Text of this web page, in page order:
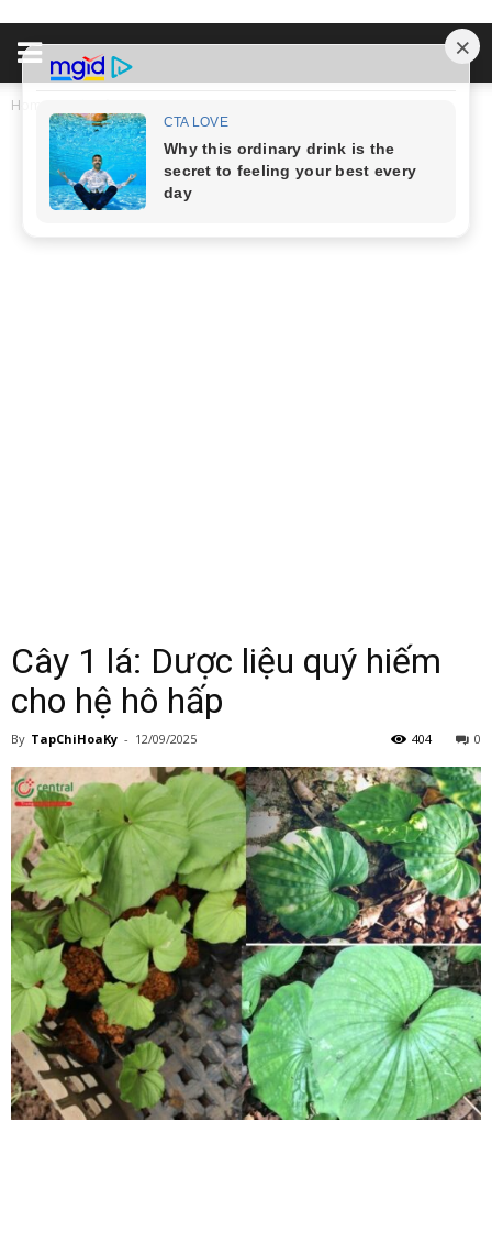
Home
Cây 1 lá: Dược liệu quý hiếm
cho hệ hô hấp
By TapChiHoaKy - 12/09/2025 0
404